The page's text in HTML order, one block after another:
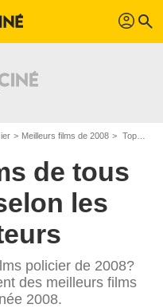
profil search
Meilleurs films de 2008 Top films policier de 2008
de tous
les
policier de 2008?
des meilleurs films
2008.